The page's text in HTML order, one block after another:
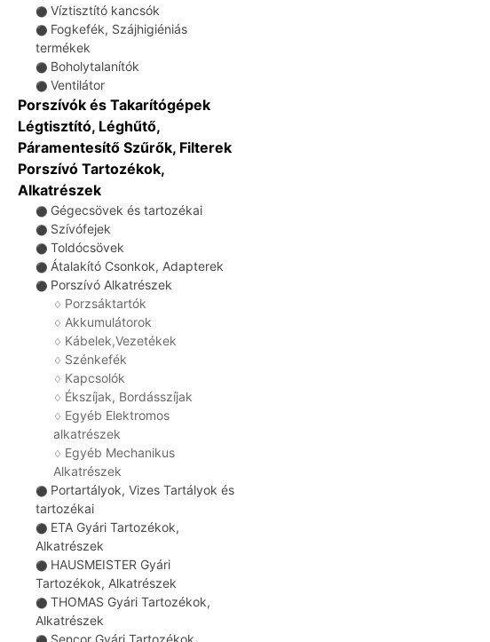
⚫ Víztisztító kancsók
⚫ Fogkefék, Szájhigiéniás
termékek
⚫ Boholytalanítók
⚫ Ventilátor
Porszívók és Takarítógépek
Légtisztító, Léghűtő,
Páramentesítő Szűrők, Filterek
Porszívó Tartozékok,
Alkatrészek
⚫ Gégecsövek és tartozékai
⚫ Szívófejek
⚫ Toldócsövek
⚫ Átalakító Csonkok, Adapterek
⚫ Porszívó Alkatrészek
♢ Porzsáktartók
♢ Akkumulátorok
♢ Kábelek,Vezetékek
♢ Szénkefék
♢ Kapcsolók
♢ Ékszíjak, Bordásszíjak
♢ Egyéb Elektromos
alkatrészek
♢ Egyéb Mechanikus
Alkatrészek
⚫ Portartályok, Vizes Tartályok és
tartozékai
⚫ ETA Gyári Tartozékok,
Alkatrészek
⚫ HAUSMEISTER Gyári
Tartozékok, Alkatrészek
⚫ THOMAS Gyári Tartozékok,
Alkatrészek
Sencor Gyári Tartozékok,